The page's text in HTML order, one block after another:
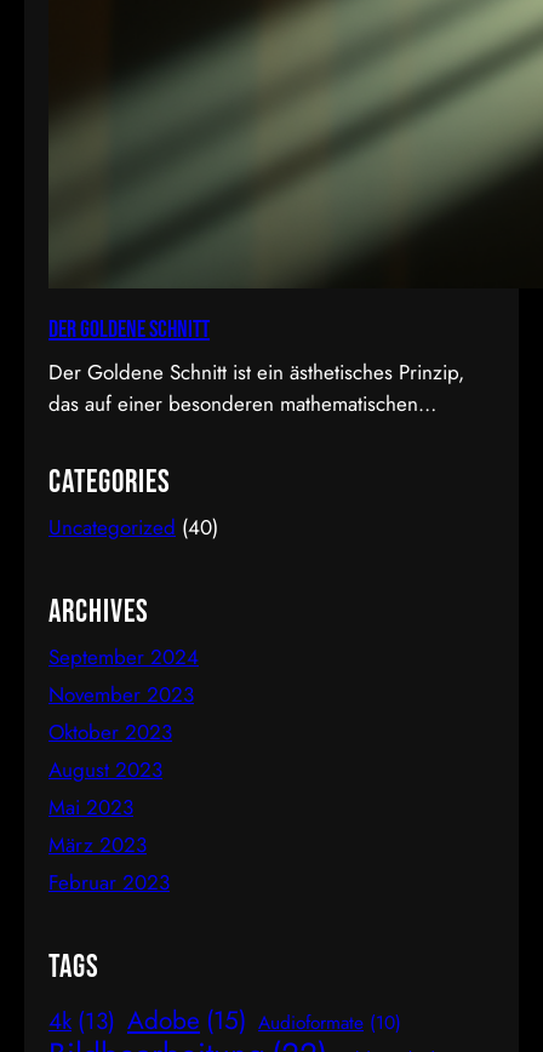
Der Goldene Schnitt
Der Goldene Schnitt ist ein ästhetisches Prinzip,
das auf einer besonderen mathematischen
Fotografie und im Film Anwendung findet. Diese
Proportion wird als besonders harmonisch und
natürlich empfunden. Sie ist etwa 1,618 zu 1, was
Folge bekannt ist. Mathematische Erklärung des
Goldenen…
Categories
Uncategorized (40)
Archives
September 2024
November 2023
Oktober 2023
August 2023
Mai 2023
März 2023
Februar 2023
Tags
4k (13) Adobe (15) Audioformate (10)